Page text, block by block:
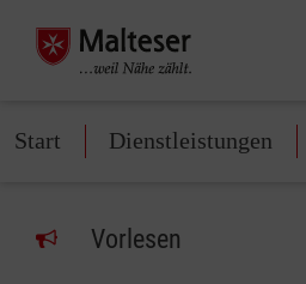
Start Dienstleistungen
Vorlesen